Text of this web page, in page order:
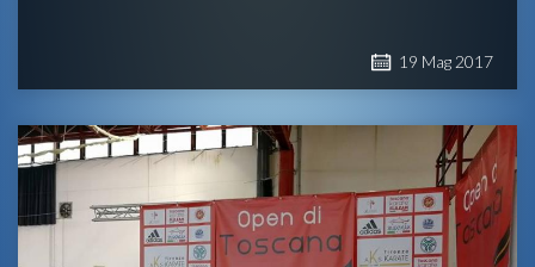
19 Mag 2017